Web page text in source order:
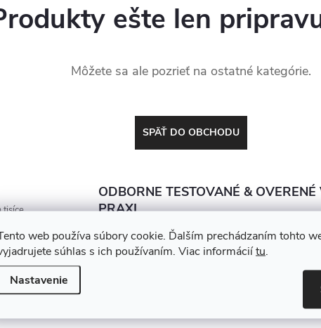
web používa súbory cookie. Ďalším prechádzaním tohto
súhlas s ich používaním. Viac informáciítu.
Nastavenie
ešte len
Môžete sa ale pozrieť na ostatné kategórie.
SPÄŤ DO OBCHODU
tisíce
ODBORNE TESTOVANÉ & OVERENÉ
PRAXI
Predávame len to, čo by sme dali do vlastnej dielne.
Každý produkt porovnávame a vyberáme tak, aby
vydržal, zarábal a nesklamal